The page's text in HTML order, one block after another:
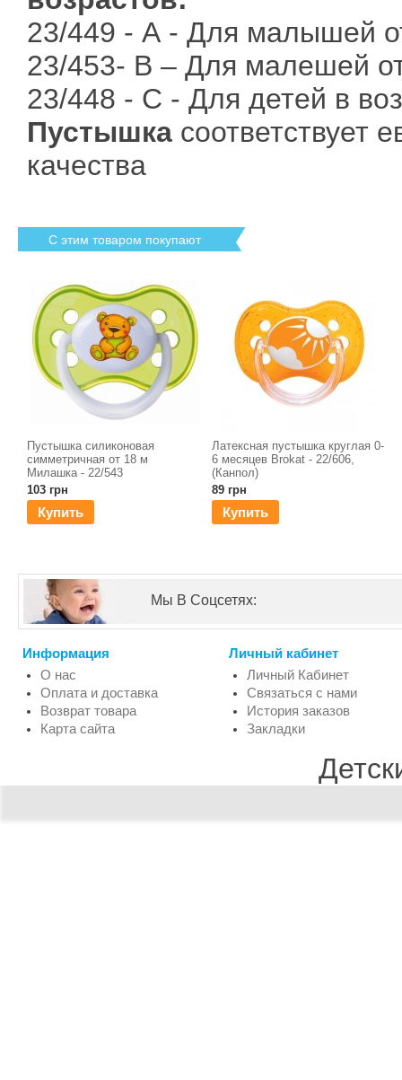
23/449 - А - Для малышей
23/453- В – Для малешей
23/448 - С - Для детей в
Пустышка соответствует
качества
С этим товаром покупают
Пустышка силиконовая
симметричная от 18 м
Милашка - 22/543
103 грн
Купить
Латексная пустышка круглая 0-
6 месяцев Brokat - 22/606,
(Канпол)
89 грн
Купить
Мы В Соцсетях:
Информация
О нас
Оплата и доставка
Возврат товара
Карта сайта
Личный кабинет
Личный Кабинет
Связаться с нами
История заказов
Закладки